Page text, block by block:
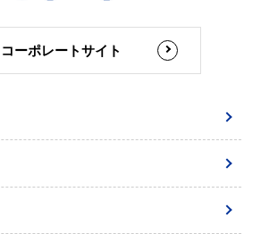
コーポレートサイト